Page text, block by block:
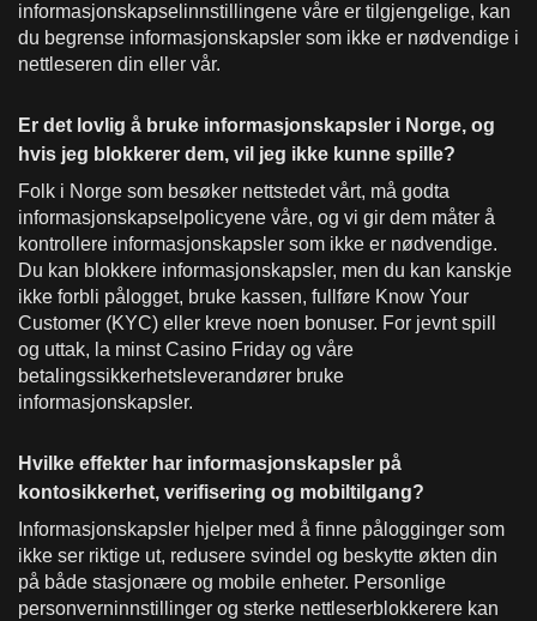
informasjonskapselinnstillingene våre er tilgjengelige, kan
du begrense informasjonskapsler som ikke er nødvendige i
nettleseren din eller vår.
Er det lovlig å bruke informasjonskapsler i Norge, og
hvis jeg blokkerer dem, vil jeg ikke kunne spille?
Folk i Norge som besøker nettstedet vårt, må godta
informasjonskapselpolicyene våre, og vi gir dem måter å
kontrollere informasjonskapsler som ikke er nødvendige.
Du kan blokkere informasjonskapsler, men du kan kanskje
ikke forbli pålogget, bruke kassen, fullføre Know Your
Customer (KYC) eller kreve noen bonuser. For jevnt spill
og uttak, la minst Casino Friday og våre
betalingssikkerhetsleverandører bruke
informasjonskapsler.
Hvilke effekter har informasjonskapsler på
kontosikkerhet, verifisering og mobiltilgang?
Informasjonskapsler hjelper med å finne pålogginger som
ikke ser riktige ut, redusere svindel og beskytte økten din
på både stasjonære og mobile enheter. Personlige
personverninnstillinger og sterke nettleserblokkerere kan